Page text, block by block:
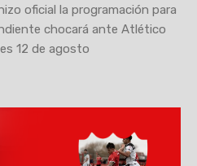
oficial la programación para
chocará ante Atlético
12 de agosto